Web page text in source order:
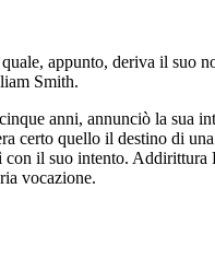
appunto, deriva il suo
Smith.
anni, annunciò la sua
certo quello il destino di
con il suo intento.
vocazione.